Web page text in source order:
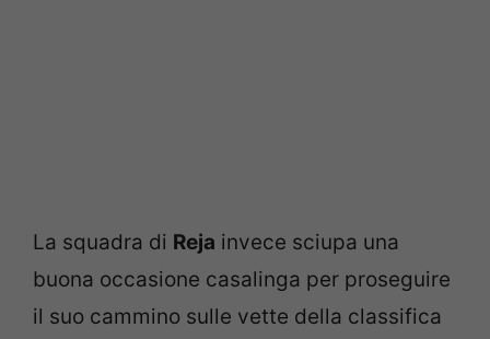
La squadra di Reja invece sciupa una
buona occasione casalinga per proseguire
il suo cammino sulle vette della classifica